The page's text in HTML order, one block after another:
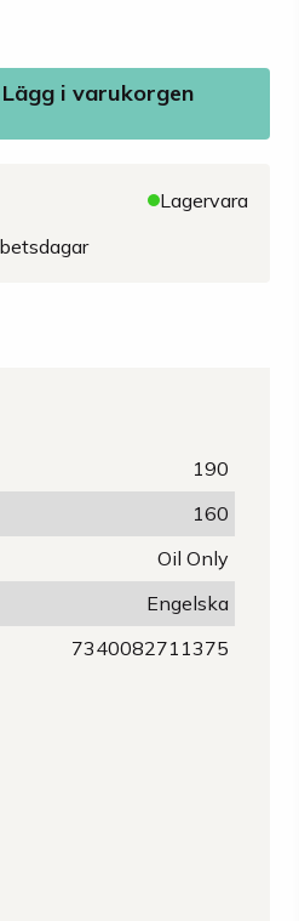
Lägg i varukorgen
Lagervara
190
160
Oil Only
Engelska
7340082711375